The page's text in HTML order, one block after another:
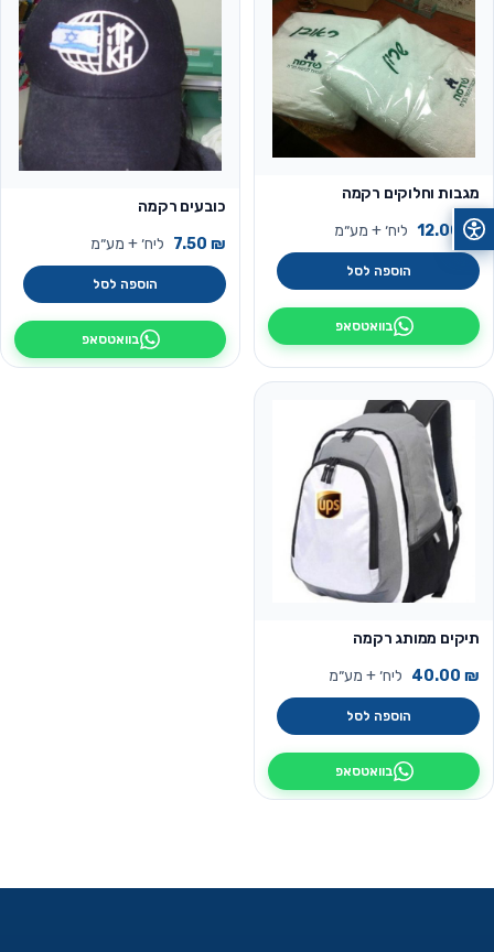
מגבות וחלוקים רקמה
12.00₪ ליח׳ + מע״מ
הוספה לסל
בוואטסאפ
כובעים רקמה
7.50 ₪ ליח׳ + מע״מ
הוספה לסל
בוואטסאפ
תיקים ממותג רקמה
40.00 ₪ ליח׳ + מע״מ
הוספה לסל
בוואטסאפ